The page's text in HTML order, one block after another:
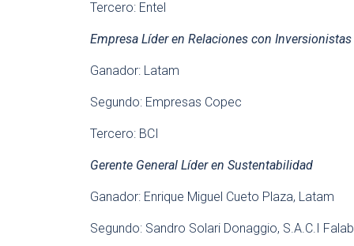
Tercero: Entel
Empresa Líder en Relaciones con Inversionistas
Ganador: Latam
Segundo: Empresas Copec
Tercero: BCI
Gerente General Líder en Sustentabilidad
Ganador: Enrique Miguel Cueto Plaza, Latam
Segundo: Sandro Solari Donaggio, S.A.C.I